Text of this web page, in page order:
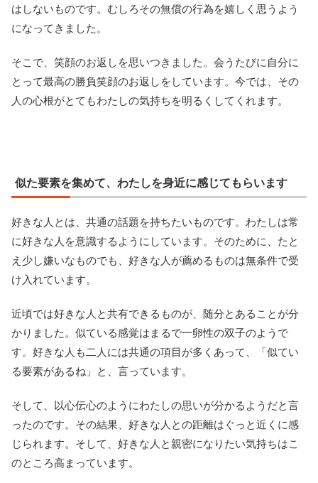
はしないものです。むしろその無償の行為を嬉しく思うよう
になってきました。
そこで、笑顔のお返しを思いつきました。会うたびに自分に
とって最高の勝負笑顔のお返しをしています。今では、その
人の心根がとてもわたしの気持ちを明るくしてくれます。
似た要素を集めて、わたしを身近に感じてもらいます
好きな人とは、共通の話題を持ちたいものです。わたしは常
に好きな人を意識するようにしています。そのために、たと
え少し嫌いなものでも、好きな人が薦めるものは無条件で受
け入れています。
近頃では好きな人と共有できるものが、随分とあることが分
かりました。似ている感覚はまるで一卵性の双子のようで
す。好きな人も二人には共通の項目が多くあって、「似てい
る要素があるね」と、言っています。
そして、以心伝心のようにわたしの思いが分かるようだと言
ったのです。その結果、好きな人との距離はぐっと近くに感
じられます。そして、好きな人と親密になりたい気持ちはこ
のところ高まっています。